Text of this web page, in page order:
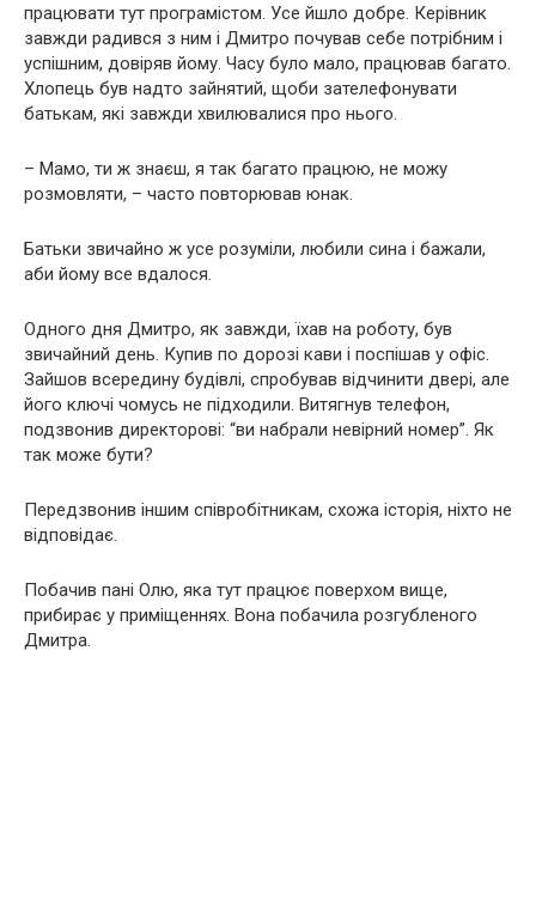
працювати тут програмістом. Усе йшло добре. Керівник
завжди радився з ним і Дмитро почував себе потрібним і
успішним, довіряв йому. Часу було мало, працював багато.
Хлопець був надто зайнятий, щоби зателефонувати
батькам, які завжди хвилювалися про нього.
– Мамо, ти ж знаєш, я так багато працюю, не можу
розмовляти, – часто повторював юнак.
Батьки звичайно ж усе розуміли, любили сина і бажали,
аби йому все вдалося.
Одного дня Дмитро, як завжди, їхав на роботу, був
звичайний день. Купив по дорозі кави і поспішав у офіс.
Зайшов всередину будівлі, спробував відчинити двері, але
його ключі чомусь не підходили. Витягнув телефон,
подзвонив директорові: “ви набрали невірний номер”. Як
так може бути?
Передзвонив іншим співробітникам, схожа історія, ніхто не
відповідає.
Побачив пані Олю, яка тут працює поверхом вище,
прибирає у приміщеннях. Вона побачила розгубленого
Дмитра.